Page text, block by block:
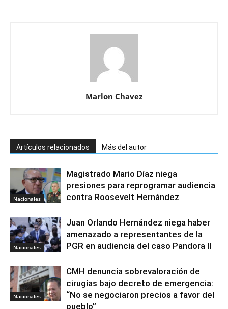
Marlon Chavez
Artículos relacionados Más del autor
Nacionales
Magistrado Mario Díaz niega
presiones para reprogramar audiencia
contra Roosevelt Hernández
Nacionales
Juan Orlando Hernández niega haber
amenazado a representantes de la
PGR en audiencia del caso Pandora II
Nacionales
CMH denuncia sobrevaloración de
cirugías bajo decreto de emergencia:
“No se negociaron precios a favor del
pueblo”